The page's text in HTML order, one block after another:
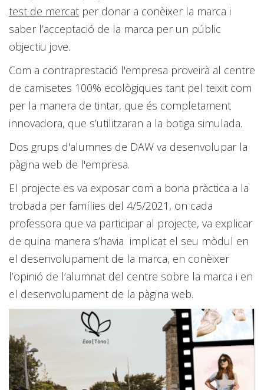
test de mercat per donar a conèixer la marca i
saber l’acceptació de la marca per un públic
objectiu jove.
Com a contraprestació l'empresa proveirà al centre
de camisetes 100% ecològiques tant pel teixit com
per la manera de tintar, que és completament
innovadora, que s’utilitzaran a la botiga simulada.
Dos grups d'alumnes de DAW va desenvolupar la
pàgina web de l'empresa.
El projecte es va exposar com a bona pràctica a la
trobada per famílies del 4/5/2021, on cada
professora que va participar al projecte, va explicar
de quina manera s’havia implicat el seu mòdul en
el desenvolupament de la marca, en conèixer
l’opinió de l’alumnat del centre sobre la marca i en
el desenvolupament de la pàgina web.